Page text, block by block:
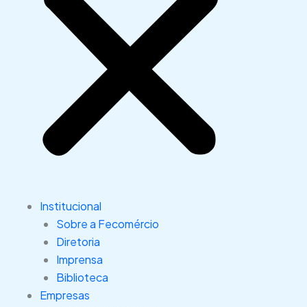
Institucional
Sobre a Fecomércio
Diretoria
Imprensa
Biblioteca
Empresas